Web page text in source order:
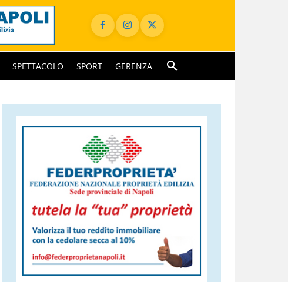
SPETTACOLO SPORT GERENZA